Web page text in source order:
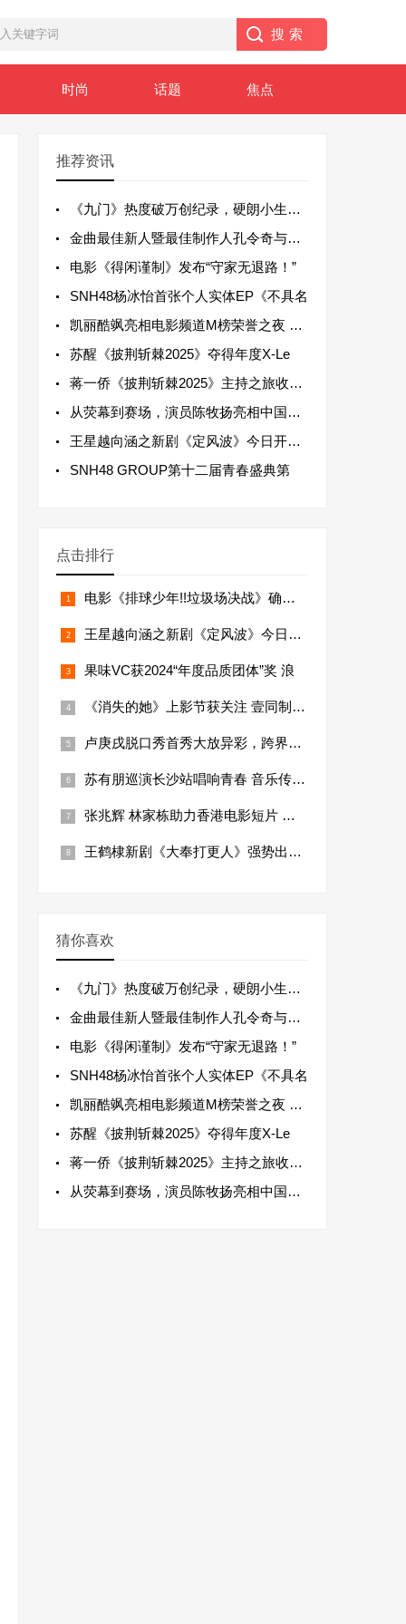
时尚 话题 焦点
推荐资讯
《九门》热度破万创纪录，硬朗小生杨昊博崭
金曲最佳新人暨最佳制作人孔令奇与大马名媛
​电影《得闲谨制》发布“守家无退路！”
SNH48杨冰怡首张个人实体EP《不具名
凯丽酷飒亮相电影频道M榜荣誉之夜 实力担
苏醒《披荆斩棘2025》夺得年度X-Le
蒋一侨《披荆斩棘2025》主持之旅收官：
从荧幕到赛场，演员陈牧扬亮相中国大海道（
王星越向涵之新剧《定风波》今日开播，迷案
SNH48 GROUP第十二届青春盛典第
点击排行
电影《排球少年!!垃圾场决战》确认引进
王星越向涵之新剧《定风波》今日开播，迷案
果味VC获2024“年度品质团体”奖 浪
《消失的她》上影节获关注 壹同制作多渠道
卢庚戌脱口秀首秀大放异彩，跨界歌手展现幽
苏有朋巡演长沙站唱响青春 音乐传承跨越新
张兆辉 林家栋助力香港电影短片 电影有份
王鹤棣新剧《大奉打更人》强势出圈 热度收
猜你喜欢
《九门》热度破万创纪录，硬朗小生杨昊博崭
金曲最佳新人暨最佳制作人孔令奇与大马名媛
​电影《得闲谨制》发布“守家无退路！”
SNH48杨冰怡首张个人实体EP《不具名
凯丽酷飒亮相电影频道M榜荣誉之夜 实力担
苏醒《披荆斩棘2025》夺得年度X-Le
蒋一侨《披荆斩棘2025》主持之旅收官：
从荧幕到赛场，演员陈牧扬亮相中国大海道（